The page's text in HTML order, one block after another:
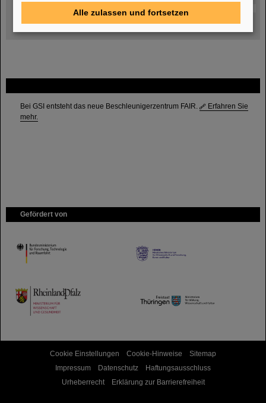
Bei GSI entsteht das neue Beschleunigerzentrum FAIR.
Erfahren Sie
mehr.
Gefördert von
HMWK
TMWWDG
GSI-FAIR Kolloquium
Cookie Einstellungen Cookie-Hinweise
Sitemap
Impressum
Datenschutz
Haftungsausschluss
Urheberrecht
Erklärung zur Barrierefreiheit
Alle zulassen und fortsetzen